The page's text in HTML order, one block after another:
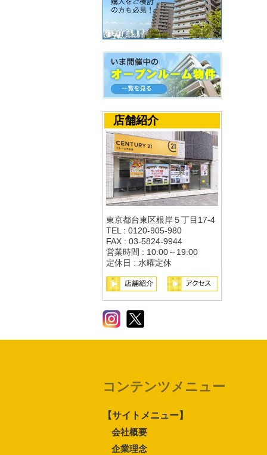
店舗紹介
東京都台東区根岸５丁目17-4
TEL : 0120-905-980
FAX : 03-5824-9944
営業時間 : 10:00～19:00
定休日 : 水曜定休
コンテンツメニュー
【サイトメニュー】
会社概要
企業理念